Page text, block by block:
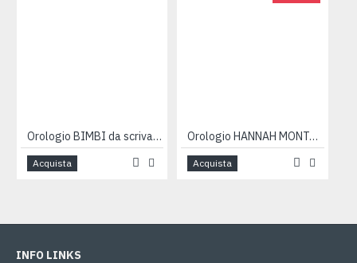
Orologio BIMBI da scrivania
Acquista
Orologio HANNAH MONTANA
Acquista
INFO LINKS